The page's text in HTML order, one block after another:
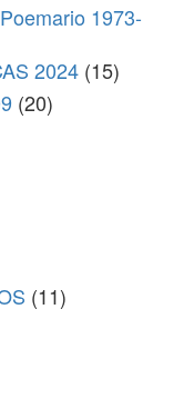
1973-
2024 (15)
(20)
(11)